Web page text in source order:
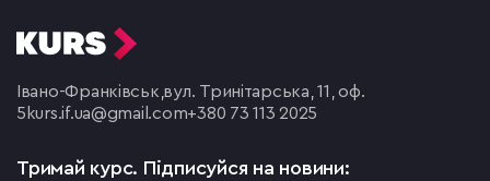
Івано-Франківськ, вул. Тринітарська, 11, оф.
5 kurs.if.ua@gmail.com+380 73 113 2025
Тримай курс. Підписуйся на новини: